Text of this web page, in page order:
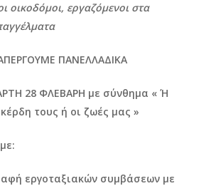
οικοδόμοι, εργαζόμενοι στα
ΠΑΝΕΛΛΑΔΙΚΑ
28 ΦΛΕΒΑΡΗ με σύνθημα « Ή
τους ή οι ζωές μας »
εργοταξιακών συμβάσεων με